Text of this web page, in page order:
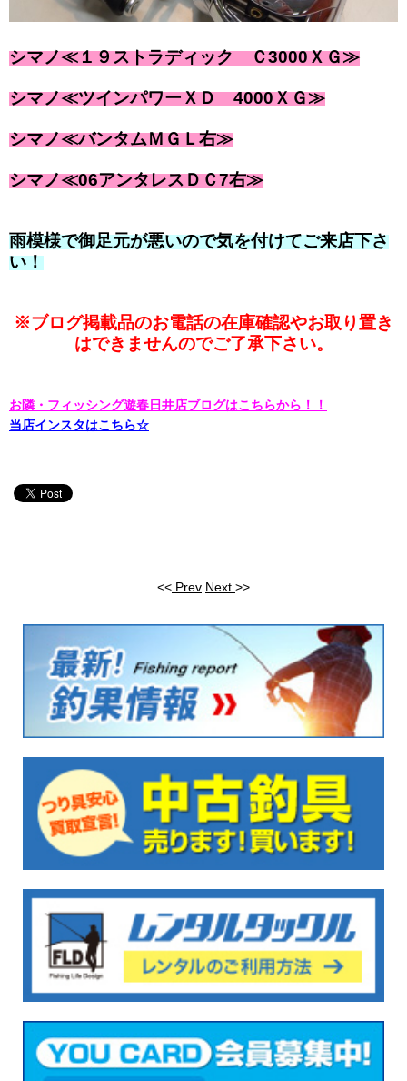
シマノ≪１９ストラディック Ｃ3000ＸＧ≫
シマノ≪ツインパワーＸＤ 4000ＸＧ≫
シマノ≪バンタムＭＧＬ右≫
シマノ≪06アンタレスＤＣ7右≫
雨模様で御足元が悪いので気を付けてご来店下さ
い！
※ブログ掲載品のお電話の在庫確認やお取り置き
はできませんのでご了承下さい。
お隣・フィッシング遊春日井店ブログはこちらから！！
当店インスタはこちら☆
<< Prev Next >>